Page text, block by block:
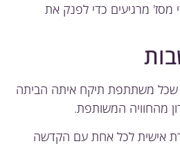
מרגיעים כדי לפנק את
משתתפת תיקח איתה הביתה
המשותפת.
לכל אחת עם הקדשה